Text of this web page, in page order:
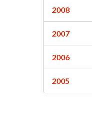
2008
2007
2006
2005